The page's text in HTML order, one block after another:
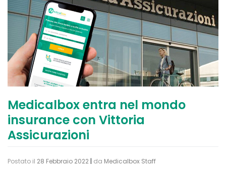
Medicalbox entra nel mondo
insurance con Vittoria
Assicurazioni
Postato il 28 Febbraio 2022 | da Medicalbox Staff